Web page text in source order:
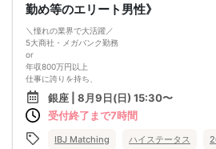
勤め等のエリート男性》
＼憧れの業界で大活躍／
5大商社・メガバンク勤務
or
年収800万円以上
仕事に誇りを持ち、
忙しい毎日でも、余裕や気遣いを忘れない。
そんな“大人の魅力”を持つ男性
×
外見だけではない“品の良さ”を
銀座 | 8月9日(日) 15:30〜
受付終了まで7時間
IBJ Matching ハイステータス